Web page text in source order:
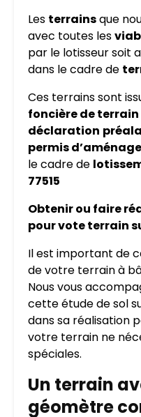
Les terrainsque
avec toutes les
par le lotisseur soit
dans le cadre de
Ces terrains sont
foncière de
déclaration
permis
le cadre de
77515
Obtenir ou faire
pour vote terrain
Il est important de
de votre terrain à
Nous vous
cette étude de sol
dans sa réalisation
votre terrain ne
spéciales.
Un terrain
géomètre